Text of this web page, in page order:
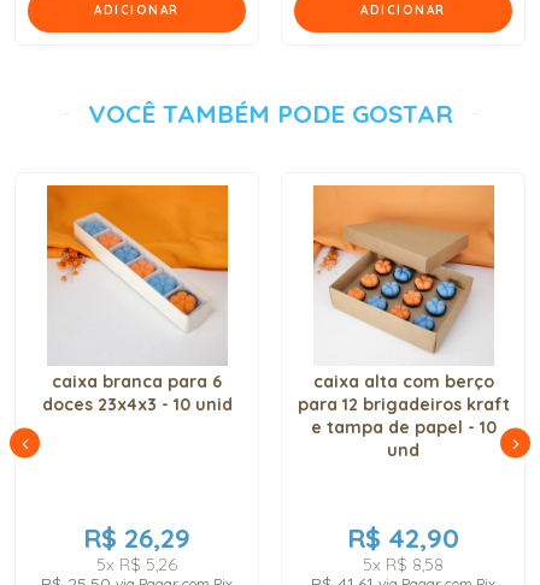
ADICIONAR ADICIONAR
VOCÊ TAMBÉM PODE GOSTAR
caixa branca para 6
doces 23x4x3 - 10 unid
R$ 26,29
5x R$ 5,26
caixa alta com berço
para 12 brigadeiros kraft
e tampa de papel - 10
und
R$ 42,90
5x R$ 8,58